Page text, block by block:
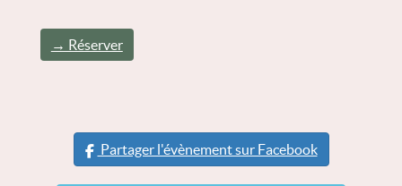
→ Réserver
Partager l'évènement sur Facebook